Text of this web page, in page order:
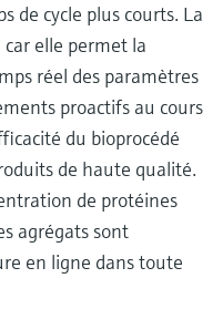
de cycle plus courts. La
elle permet la
réel des paramètres
proactifs au cours
du bioprocédé
de haute qualité.
de protéines
agrégats sont
en ligne dans toute